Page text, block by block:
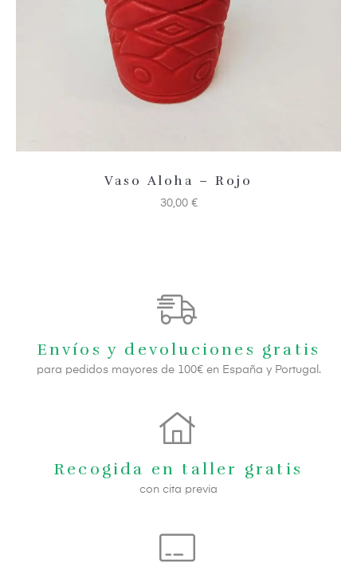
Vaso Aloha – Rojo
30,00 €
Envíos y devoluciones gratis
para pedidos mayores de 100€ en España y Portugal.
Recogida en taller gratis
con cita previa